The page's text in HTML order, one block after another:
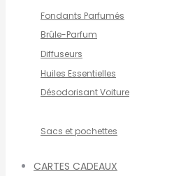
Fondants Parfumés
Brûle-Parfum
Diffuseurs
Huiles Essentielles
Désodorisant Voiture
Sacs et pochettes
CARTES CADEAUX